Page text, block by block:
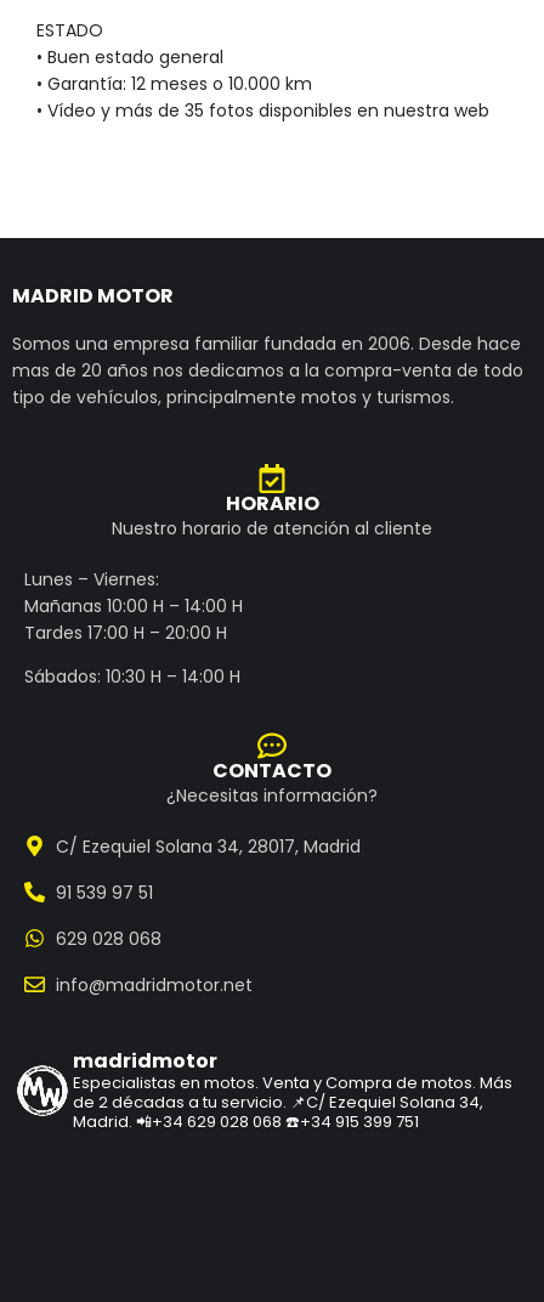
ESTADO
• Buen estado general
• Garantía: 12 meses o 10.000 km
• Vídeo y más de 35 fotos disponibles en nuestra web
MADRID MOTOR
Somos una empresa familiar fundada en 2006. Desde hace
mas de 20 años nos dedicamos a la compra-venta de todo
tipo de vehículos, principalmente motos y turismos.
HORARIO
Nuestro horario de atención al cliente
Lunes – Viernes:
Mañanas 10:00 H – 14:00 H
Tardes 17:00 H – 20:00 H
Sábados: 10:30 H – 14:00 H
CONTACTO
¿Necesitas información?
C/ Ezequiel Solana 34, 28017, Madrid
91 539 97 51
629 028 068
info@madridmotor.net
madridmotor
Especialistas en motos. Venta y Compra de motos. Más
de 2 décadas a tu servicio. 📌C/ Ezequiel Solana 34,
Madrid. 📲+34 629 028 068 ☎️+34 915 399 751